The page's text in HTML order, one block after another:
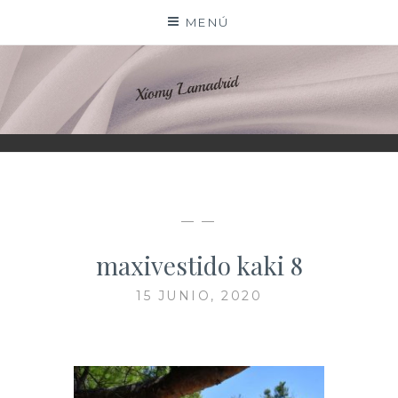
contenido
MENÚ
XIOMY LAMADRID
— —
maxivestido kaki 8
15 JUNIO, 2020